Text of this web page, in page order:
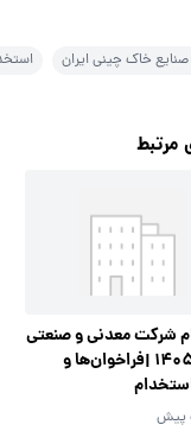
خاک چینی ایران
مرتبط
شرکت معدنی و صنعتی
گل‌گهر 1405 |فراخوان‌ها و